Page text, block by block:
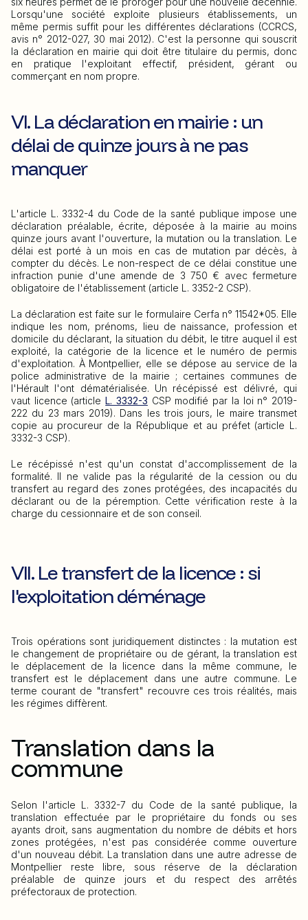
Lorsqu'une société exploite plusieurs établissements, un
même permis suffit pour les différentes déclarations (CCRCS,
avis n° 2012-027, 30 mai 2012). C'est la personne qui souscrit
la déclaration en mairie qui doit être titulaire du permis, donc
en pratique l'exploitant effectif, président, gérant ou
commerçant en nom propre.
VI. La déclaration en mairie : un
délai de quinze jours à ne pas
manquer
L'article L. 3332-4 du Code de la santé publique impose une
déclaration préalable, écrite, déposée à la mairie au moins
quinze jours avant l'ouverture, la mutation ou la translation. Le
délai est porté à un mois en cas de mutation par décès, à
compter du décès. Le non-respect de ce délai constitue une
infraction punie d'une amende de 3 750 € avec fermeture
obligatoire de l'établissement (article L. 3352-2 CSP).
La déclaration est faite sur le formulaire Cerfa n° 11542*05. Elle
indique les nom, prénoms, lieu de naissance, profession et
domicile du déclarant, la situation du débit, le titre auquel il est
exploité, la catégorie de la licence et le numéro de permis
d'exploitation. À Montpellier, elle se dépose au service de la
police administrative de la mairie ; certaines communes de
l'Hérault l'ont dématérialisée. Un récépissé est délivré, qui
vaut licence (articleL. 3332-3 CSP modifié par la loi n° 2019-
222 du 23 mars 2019). Dans les trois jours, le maire transmet
copie au procureur de la République et au préfet (article L.
3332-3 CSP).
Le récépissé n'est qu'un constat d'accomplissement de la
formalité. Il ne valide pas la régularité de la cession ou du
transfert au regard des zones protégées, des incapacités du
déclarant ou de la péremption. Cette vérification reste à la
charge du cessionnaire et de son conseil.
VII. Le transfert de la licence : si
l'exploitation déménage
Trois opérations sont juridiquement distinctes : la mutation est
le changement de propriétaire ou de gérant, la translation est
le déplacement de la licence dans la même commune, le
transfert est le déplacement dans une autre commune. Le
terme courant de "transfert" recouvre ces trois réalités, mais
les régimes diffèrent.
Translation dans la
commune
Selon l'article L. 3332-7 du Code de la santé publique, la
translation effectuée par le propriétaire du fonds ou ses
ayants droit, sans augmentation du nombre de débits et hors
zones protégées, n'est pas considérée comme ouverture
d'un nouveau débit. La translation dans une autre adresse de
Montpellier reste libre, sous réserve de la déclaration
préalable de quinze jours et du respect des arrêtés
préfectoraux de protection.